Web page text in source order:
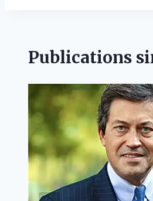
Publications